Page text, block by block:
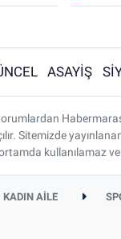
ASAYİŞ
Sitemizde
kullanılamaz
KADIN AİLE